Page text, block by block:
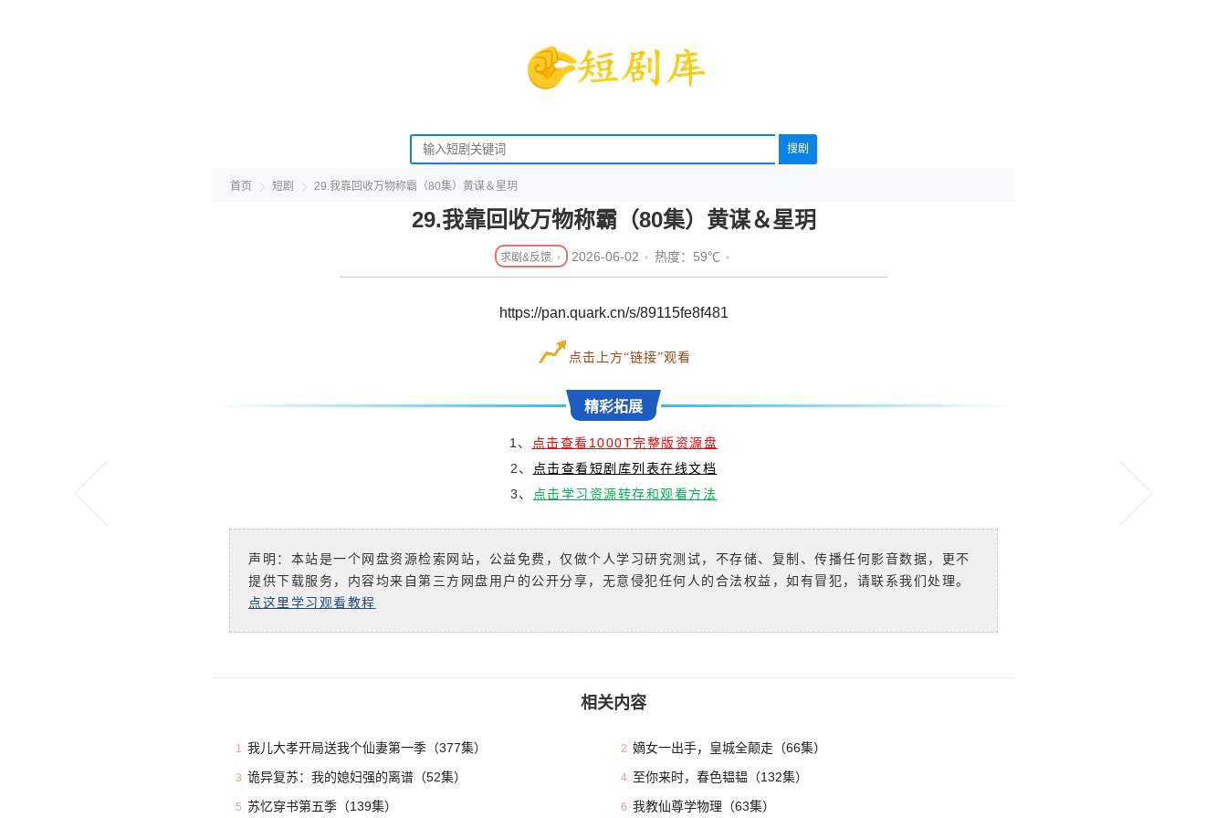
搜剧
首页 短剧 29.我靠回收万物称霸（80集）黄谋＆星玥
29.我靠回收万物称霸（80集）黄谋＆星玥
2026-06-02 热度：59℃
https://pan.quark.cn/s/89115fe8f481
点击上方“链接”观看
精彩拓展
1、 点击查看1000T完整版资源盘
2、 点击查看短剧库列表在线文档
3、 点击学习资源转存和观看方法
声明：本站是一个网盘资源检索网站，公益免费，仅做个人学习研究测试，不存储、复制、传播任何影音数据，更不
提供下载服务，内容均来自第三方网盘用户的公开分享，无意侵犯任何人的合法权益，如有冒犯，请联系我们处理。
点这里学习观看教程
相关内容
1 我儿大孝开局送我个仙妻第一季（377集） 2 嫡女一出手，皇城全颠走（66集）
3 诡异复苏：我的媳妇强的离谱（52集） 4 至你来时，春色韫韫（132集）
5 苏忆穿书第五季（139集） 6 我教仙尊学物理（63集）